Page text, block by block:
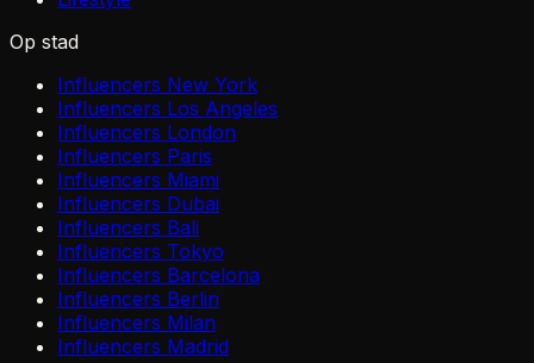
Op stad
Influencers New York
Influencers Los Angeles
Influencers London
Influencers Paris
Influencers Miami
Influencers Dubai
Influencers Bali
Influencers Tokyo
Influencers Barcelona
Influencers Berlin
Influencers Milan
Influencers Madrid